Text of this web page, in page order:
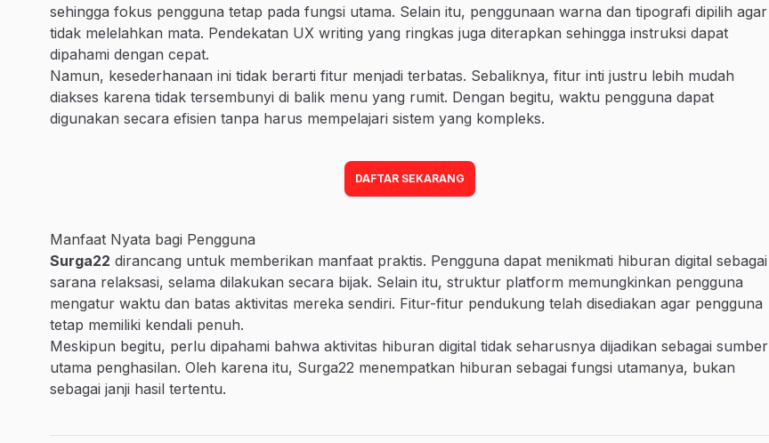
sehingga fokus pengguna tetap pada fungsi utama. Selain itu, penggunaan warna dan tipografi dipilih agar
tidak melelahkan mata. Pendekatan UX writing yang ringkas juga diterapkan sehingga instruksi dapat
dipahami dengan cepat.
Namun, kesederhanaan ini tidak berarti fitur menjadi terbatas. Sebaliknya, fitur inti justru lebih mudah
diakses karena tidak tersembunyi di balik menu yang rumit. Dengan begitu, waktu pengguna dapat
digunakan secara efisien tanpa harus mempelajari sistem yang kompleks.
DAFTAR SEKARANG
Manfaat Nyata bagi Pengguna
Surga22 dirancang untuk memberikan manfaat praktis. Pengguna dapat menikmati hiburan digital sebagai
sarana relaksasi, selama dilakukan secara bijak. Selain itu, struktur platform memungkinkan pengguna
mengatur waktu dan batas aktivitas mereka sendiri. Fitur-fitur pendukung telah disediakan agar pengguna
tetap memiliki kendali penuh.
Meskipun begitu, perlu dipahami bahwa aktivitas hiburan digital tidak seharusnya dijadikan sebagai sumber
utama penghasilan. Oleh karena itu, Surga22 menempatkan hiburan sebagai fungsi utamanya, bukan
sebagai janji hasil tertentu.